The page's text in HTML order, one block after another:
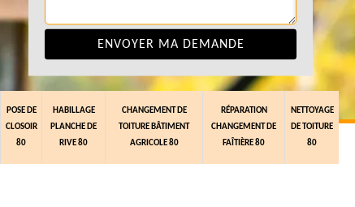
POSE DE
CLOSOIR
80
HABILLAGE
PLANCHE DE
RIVE 80
CHANGEMENT DE
TOITURE BÂTIMENT
AGRICOLE 80
RÉPARATION
CHANGEMENT DE
FAÎTIÈRE 80
NETTOYAGE
DE TOITURE
80